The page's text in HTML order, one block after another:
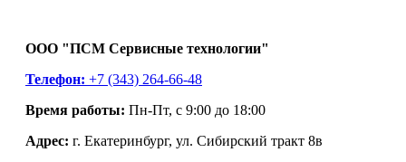
ООО "ПСМ Сервисные технологии"
Телефон: +7 (343) 264-66-48
Время работы: Пн-Пт, с 9:00 до 18:00
Адрес: г. Екатеринбург, ул. Сибирский тракт 8в